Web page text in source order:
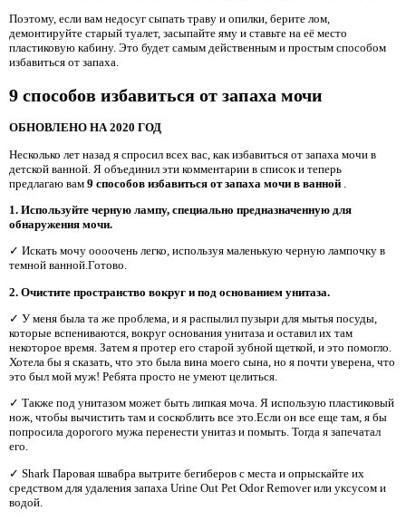
Поэтому, если вам недосуг сыпать траву и опилки, берите лом,
демонтируйте старый туалет, засыпайте яму и ставьте на её место
пластиковую кабину. Это будет самым действенным и простым способом
избавиться от запаха.
9 способов избавиться от запаха мочи
ОБНОВЛЕНО НА 2020 ГОД
Несколько лет назад я спросил всех вас, как избавиться от запаха мочи в
детской ванной. Я объединил эти комментарии в список и теперь
предлагаю вам 9 способов избавиться от запаха мочи в ванной
1. Используйте черную лампу, специально предназначенную для
обнаружения мочи.
✓ Искать мочу оооочень легко, используя маленькую черную лампочку в
темной ванной.Готово.
2. Очистите пространство вокруг и под основанием унитаза.
✓ У меня была та же проблема, и я распылил пузыри для мытья посуды,
которые вспениваются, вокруг основания унитаза и оставил их там
некоторое время. Затем я протер его старой зубной щеткой, и это помогло.
Хотела бы я сказать, что это была вина моего сына, но я почти уверена, что
это был мой муж! Ребята просто не умеют целиться.
✓ Также под унитазом может быть липкая моча. Я использую пластиковый
нож, чтобы вычистить там и соскоблить все это.Если он все еще там, я бы
попросила дорогого мужа перенести унитаз и помыть. Тогда я запечатал
его.
✓ Shark Паровая швабра вытрите бегиберов с места и опрыскайте их
средством для удаления запаха Urine Out Pet Odor Remover или уксусом и
водой.